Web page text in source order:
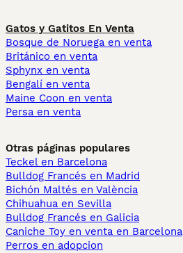
Gatos y Gatitos En Venta
Bosque de Noruega en venta
Británico en venta
Sphynx en venta
Bengalí en venta
Maine Coon en venta
Persa en venta
Otras páginas populares
Teckel en Barcelona
Bulldog Francés en Madrid
Bichón Maltés en València
Chihuahua en Sevilla
Bulldog Francés en Galicia
Caniche Toy en venta en Barcelona
Perros en adopcion